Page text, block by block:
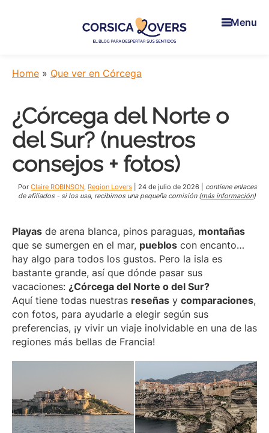
Lovers
despertar
en
Córcega
El
blog
de
Claire
Menu
Home » Que ver en Córcega
¿Córcega del Norte o
del Sur? (nuestros
consejos + fotos)
Por Claire ROBINSON Region Lovers 24 de julio de 2026
contiene enlaces
de afiliados - si los usa, recibimos una pequeña comisión (más información)
Playas de arena blanca, pinos paraguas, montañas
que se sumergen en el mar, pueblos con encanto…
hay algo para todos los gustos. Pero la isla es
bastante grande, así que dónde pasar sus
vacaciones: ¿Córcega del Norte o del Sur?
Aquí tiene todas nuestras reseñas y comparaciones,
con fotos, para ayudarle a elegir según sus
preferencias, ¡y vivir un viaje inolvidable en una de las
regiones más bellas de Francia!